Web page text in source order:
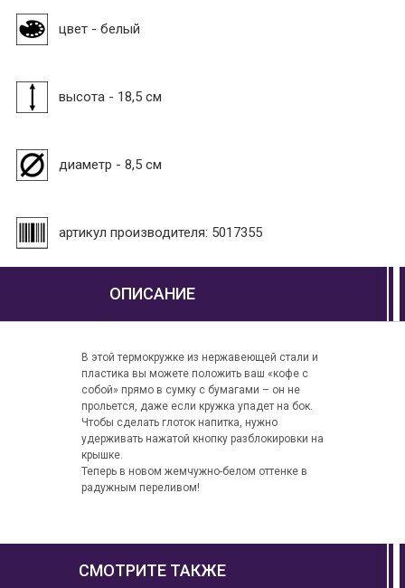
цвет - белый
высота - 18,5 см
диаметр - 8,5 см
артикул производителя: 5017355
ОПИСАНИЕ
В этой термокружке из нержавеющей стали и
пластика вы можете положить ваш «кофе с
собой» прямо в сумку с бумагами – он не
прольется, даже если кружка упадет на бок.
Чтобы сделать глоток напитка, нужно
удерживать нажатой кнопку разблокировки на
крышке.
Теперь в новом жемчужно-белом оттенке в
радужным переливом!
СМОТРИТЕ ТАКЖЕ